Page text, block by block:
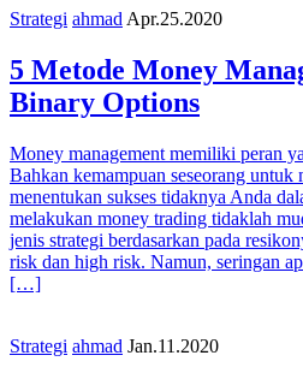
Strategi ahmad Apr.25.2020
5 Metode Money
Binary Options
Money management memiliki peran
Bahkan kemampuan seseorang untuk
menentukan sukses tidaknya Anda
melakukan money trading tidaklah
jenis strategi berdasarkan pada
risk dan high risk. Namun, seringan
[…]
Strategi ahmad Jan.11.2020